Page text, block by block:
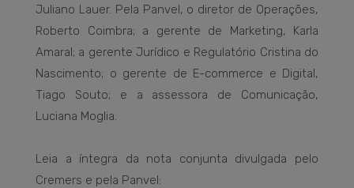
Juliano Lauer. Pela Panvel, o diretor de Operações,
Roberto Coimbra; a gerente de Marketing, Karla
Amaral; a gerente Jurídico e Regulatório Cristina do
Nascimento; o gerente de E-commerce e Digital,
Tiago Souto; e a assessora de Comunicação,
Luciana Moglia.
Leia a íntegra da nota conjunta divulgada pelo
Cremers e pela Panvel: